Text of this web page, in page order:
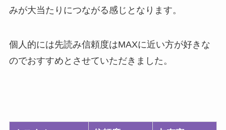
みが大当たりにつながる感じとなります。
個人的には先読み信頼度はMAXに近い方が好きな
のでおすすめとさせていただきました。